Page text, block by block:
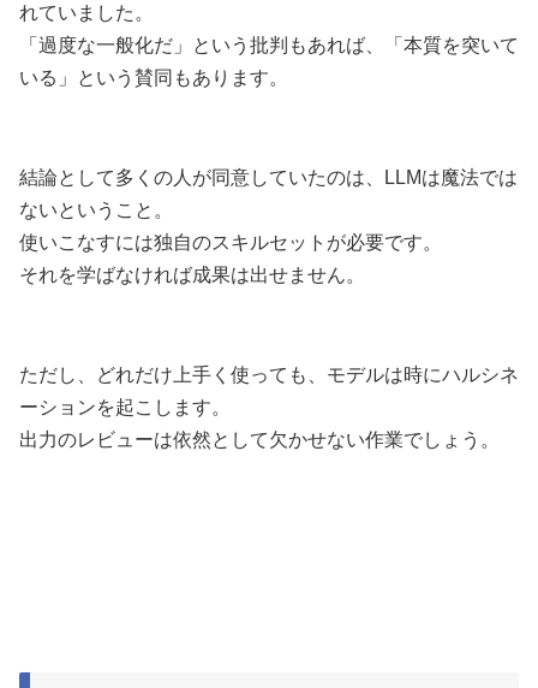
れていました。
「過度な一般化だ」という批判もあれば、「本質を突いて
いる」という賛同もあります。
結論として多くの人が同意していたのは、LLMは魔法では
ないということ。
使いこなすには独自のスキルセットが必要です。
それを学ばなければ成果は出せません。
ただし、どれだけ上手く使っても、モデルは時にハルシネ
ーションを起こします。
出力のレビューは依然として欠かせない作業でしょう。